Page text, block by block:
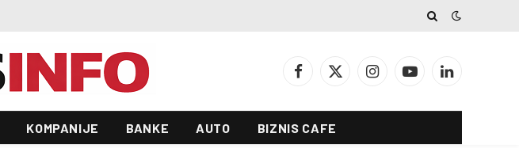
Facebook
X
InstagramYouTubeLinkedIn
KOMPANIJE BANKE AUTO BIZNIS CAFE